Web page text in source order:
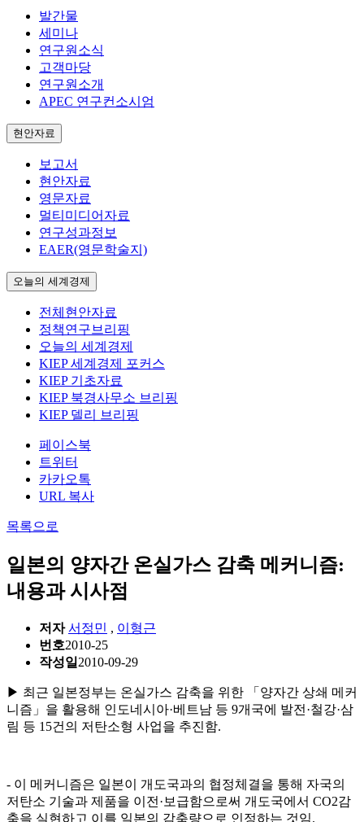
발간물
세미나
연구원소식
고객마당
연구원소개
APEC 연구컨소시엄
현안자료
보고서
현안자료
영문자료
멀티미디어자료
연구성과정보
EAER(영문학술지)
오늘의 세계경제
전체현안자료
정책연구브리핑
오늘의 세계경제
KIEP 세계경제 포커스
KIEP 기초자료
KIEP 북경사무소 브리핑
KIEP 델리 브리핑
페이스북
트위터
카카오톡
URL 복사
목록으로
일본의 양자간 온실가스 감축 메커니즘:
내용과 시사점
저자 서정민 , 이형근
번호2010-25
작성일 2010-09-29
▶ 최근 일본정부는 온실가스 감축을 위한 「양자간 상쇄 메커
니즘」을 활용해 인도네시아·베트남 등 9개국에 발전·철강·삼
림 등 15건의 저탄소형 사업을 추진함.
- 이 메커니즘은 일본이 개도국과의 협정체결을 통해 자국의
저탄소 기술과 제품을 이전·보급함으로써 개도국에서 CO2감
축을 실현하고 이를 일본의 감축량으로 인정하는 것임.